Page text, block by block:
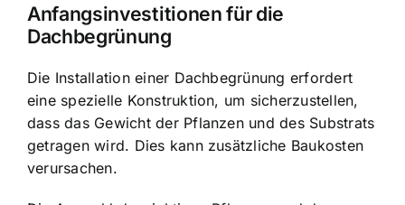
Anfangsinvestitionen für die
Dachbegrünung
Die Installation einer Dachbegrünung erfordert
eine spezielle Konstruktion, um sicherzustellen,
dass das Gewicht der Pflanzen und des Substrats
getragen wird. Dies kann zusätzliche Baukosten
verursachen.